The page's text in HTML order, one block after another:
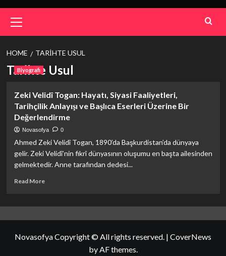
Menu
HOME TARIHTE USUL
Tarihte Usul
Biyografi
Zeki Velidî Togan: Hayatı, Siyasi Faaliyetleri,
Tarihçilik Anlayışı ve Başlıca Eserleri Üzerine Bir
Değerlendirme
Novasofya 0
Ahmed Zeki Velidî Togan, 1890’da Başkurdistan’da dünyaya
gelir. Zeki Velidî’nin fikrî dünyasının oluşumu en başta ailesinden
gelmektedir. Anne tarafından dedesi...
Read MoreRead
Zeki
Hayatı,
Novasofya Copyright © All rights reserved. | CoverNews
by AF themes.